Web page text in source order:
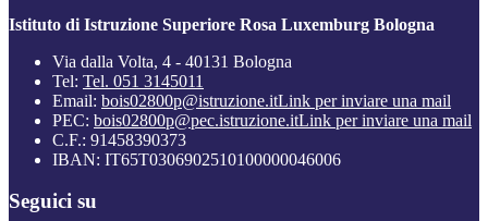
Istituto di Istruzione Superiore Rosa Luxemburg Bologna
Via dalla Volta, 4 - 40131 Bologna
Tel: Tel. 051 3145011
Email: bois02800p@istruzione.itLink per inviare una mail
PEC: bois02800p@pec.istruzione.itLink per inviare una mail
C.F.: 91458390373
IBAN: IT65T0306902510100000046006
Seguici su